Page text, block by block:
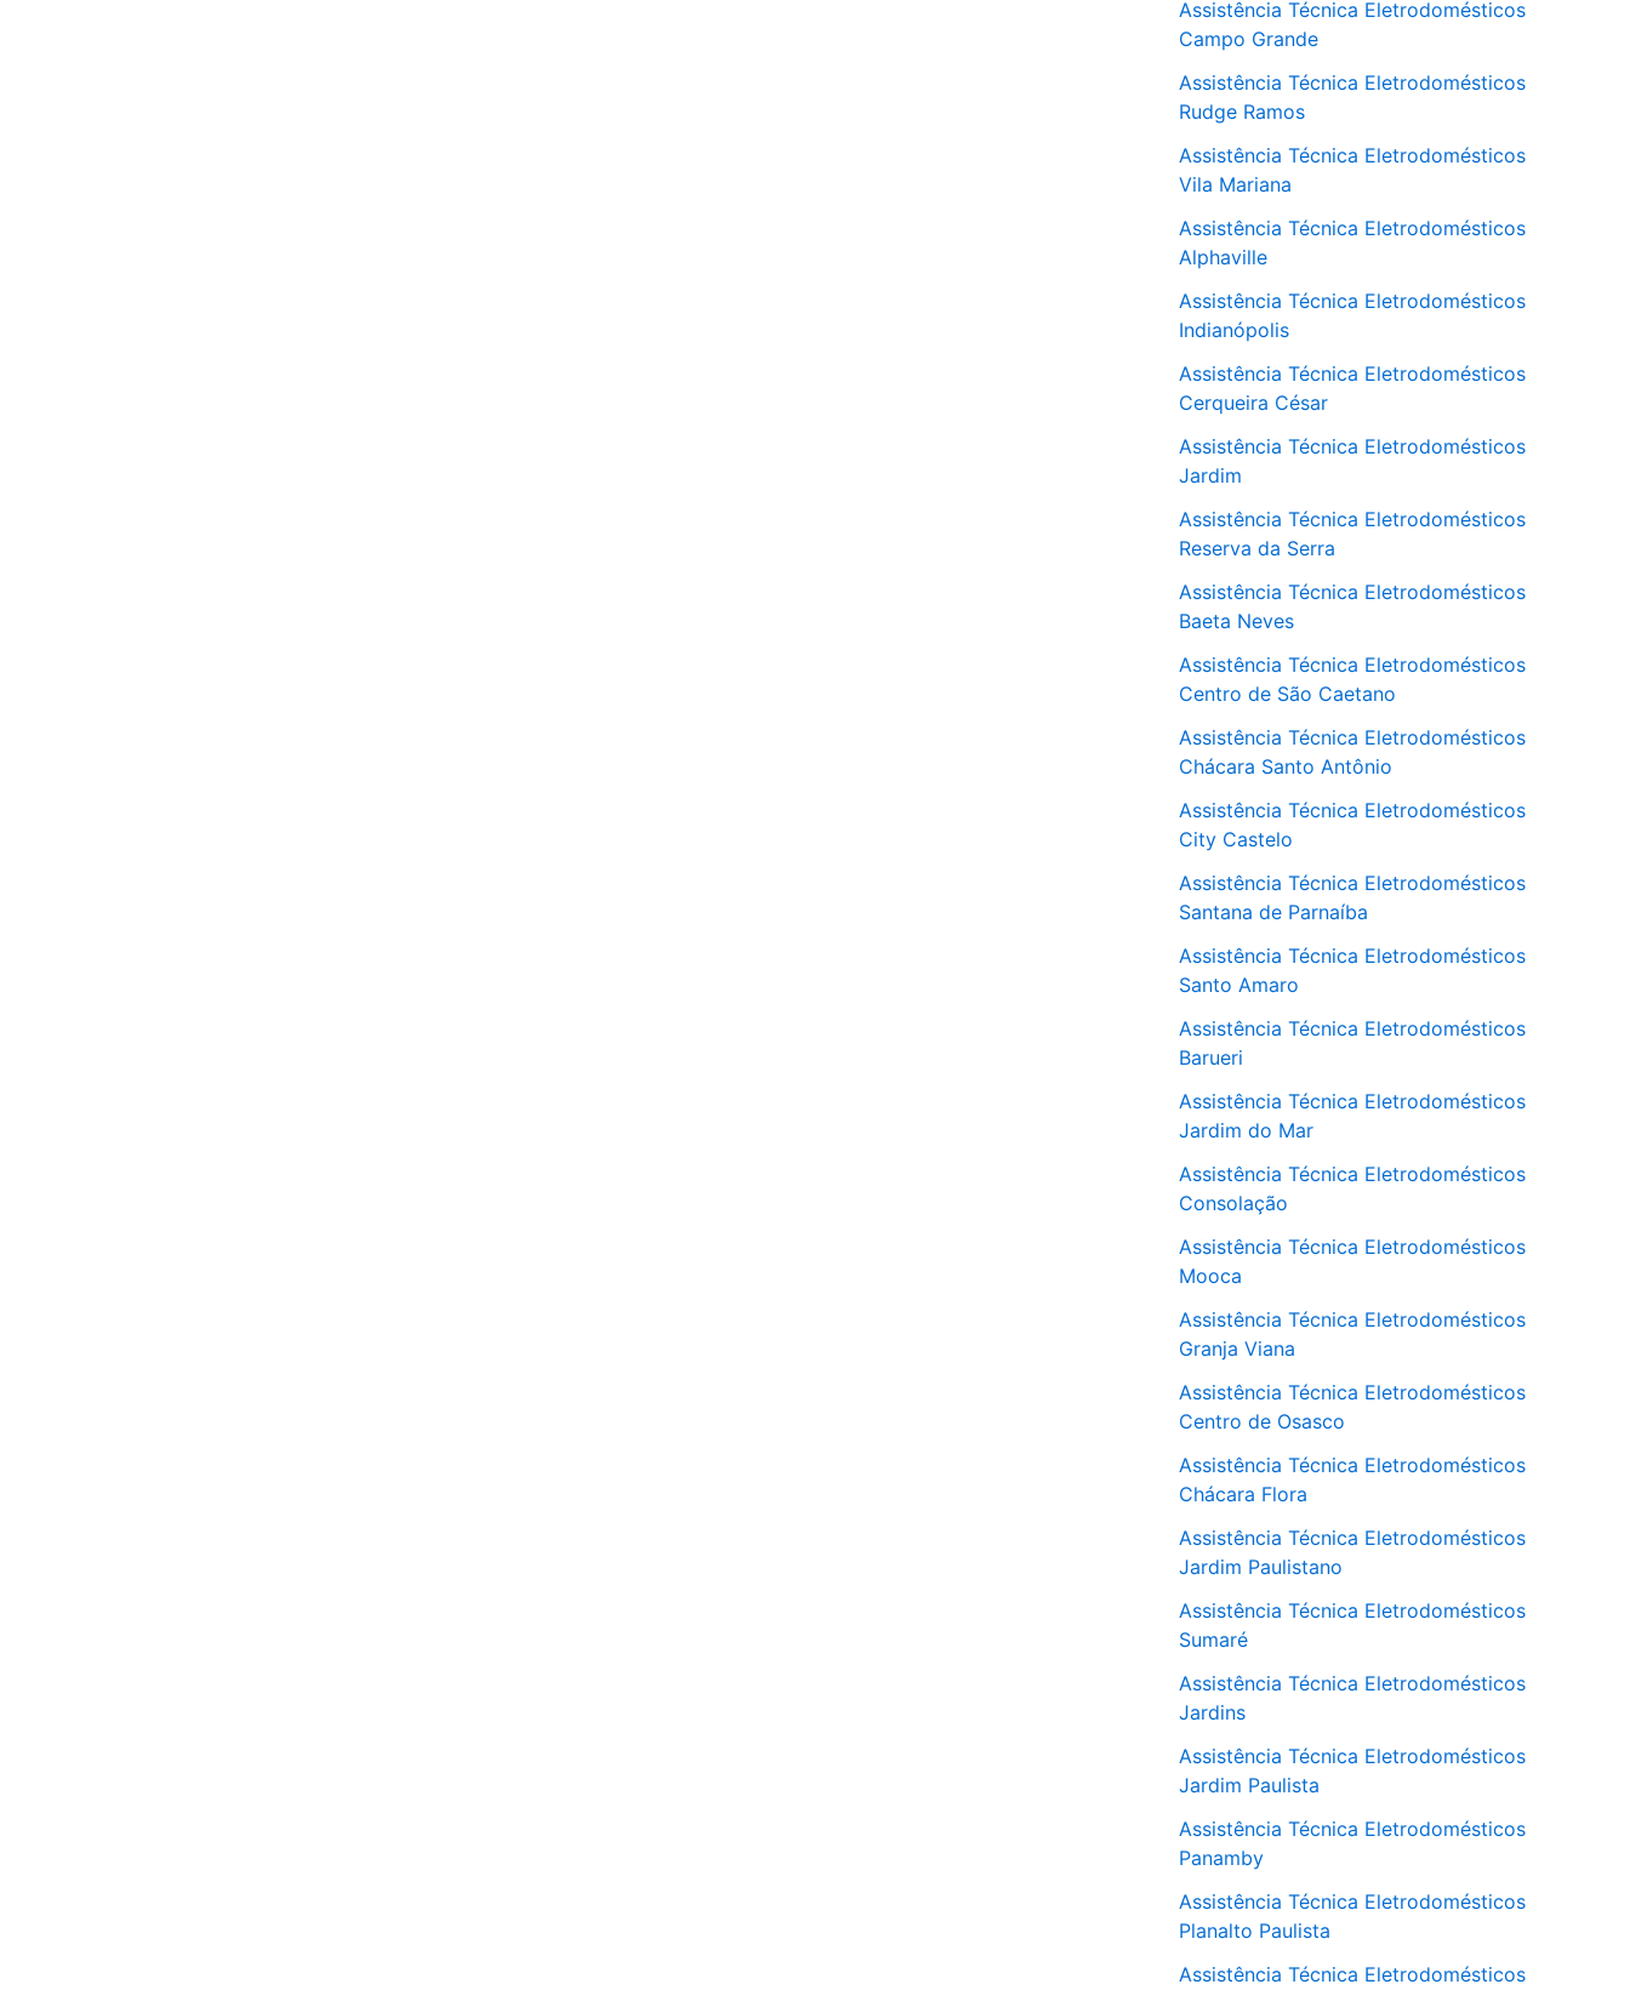
Assistência Técnica Eletrodomésticos
Campo Grande
Assistência Técnica Eletrodomésticos
Rudge Ramos
Assistência Técnica Eletrodomésticos
Vila Mariana
Assistência Técnica Eletrodomésticos
Alphaville
Assistência Técnica Eletrodomésticos
Indianópolis
Assistência Técnica Eletrodomésticos
Cerqueira César
Assistência Técnica Eletrodomésticos
Jardim
Assistência Técnica Eletrodomésticos
Reserva da Serra
Assistência Técnica Eletrodomésticos
Baeta Neves
Assistência Técnica Eletrodomésticos
Centro de São Caetano
Assistência Técnica Eletrodomésticos
Chácara Santo Antônio
Assistência Técnica Eletrodomésticos
City Castelo
Assistência Técnica Eletrodomésticos
Santana de Parnaíba
Assistência Técnica Eletrodomésticos
Santo Amaro
Assistência Técnica Eletrodomésticos
Barueri
Assistência Técnica Eletrodomésticos
Jardim do Mar
Assistência Técnica Eletrodomésticos
Consolação
Assistência Técnica Eletrodomésticos
Mooca
Assistência Técnica Eletrodomésticos
Granja Viana
Assistência Técnica Eletrodomésticos
Centro de Osasco
Assistência Técnica Eletrodomésticos
Chácara Flora
Assistência Técnica Eletrodomésticos
Jardim Paulistano
Assistência Técnica Eletrodomésticos
Sumaré
Assistência Técnica Eletrodomésticos
Jardins
Assistência Técnica Eletrodomésticos
Jardim Paulista
Assistência Técnica Eletrodomésticos
Panamby
Assistência Técnica Eletrodomésticos
Planalto Paulista
Assistência Técnica Eletrodomésticos